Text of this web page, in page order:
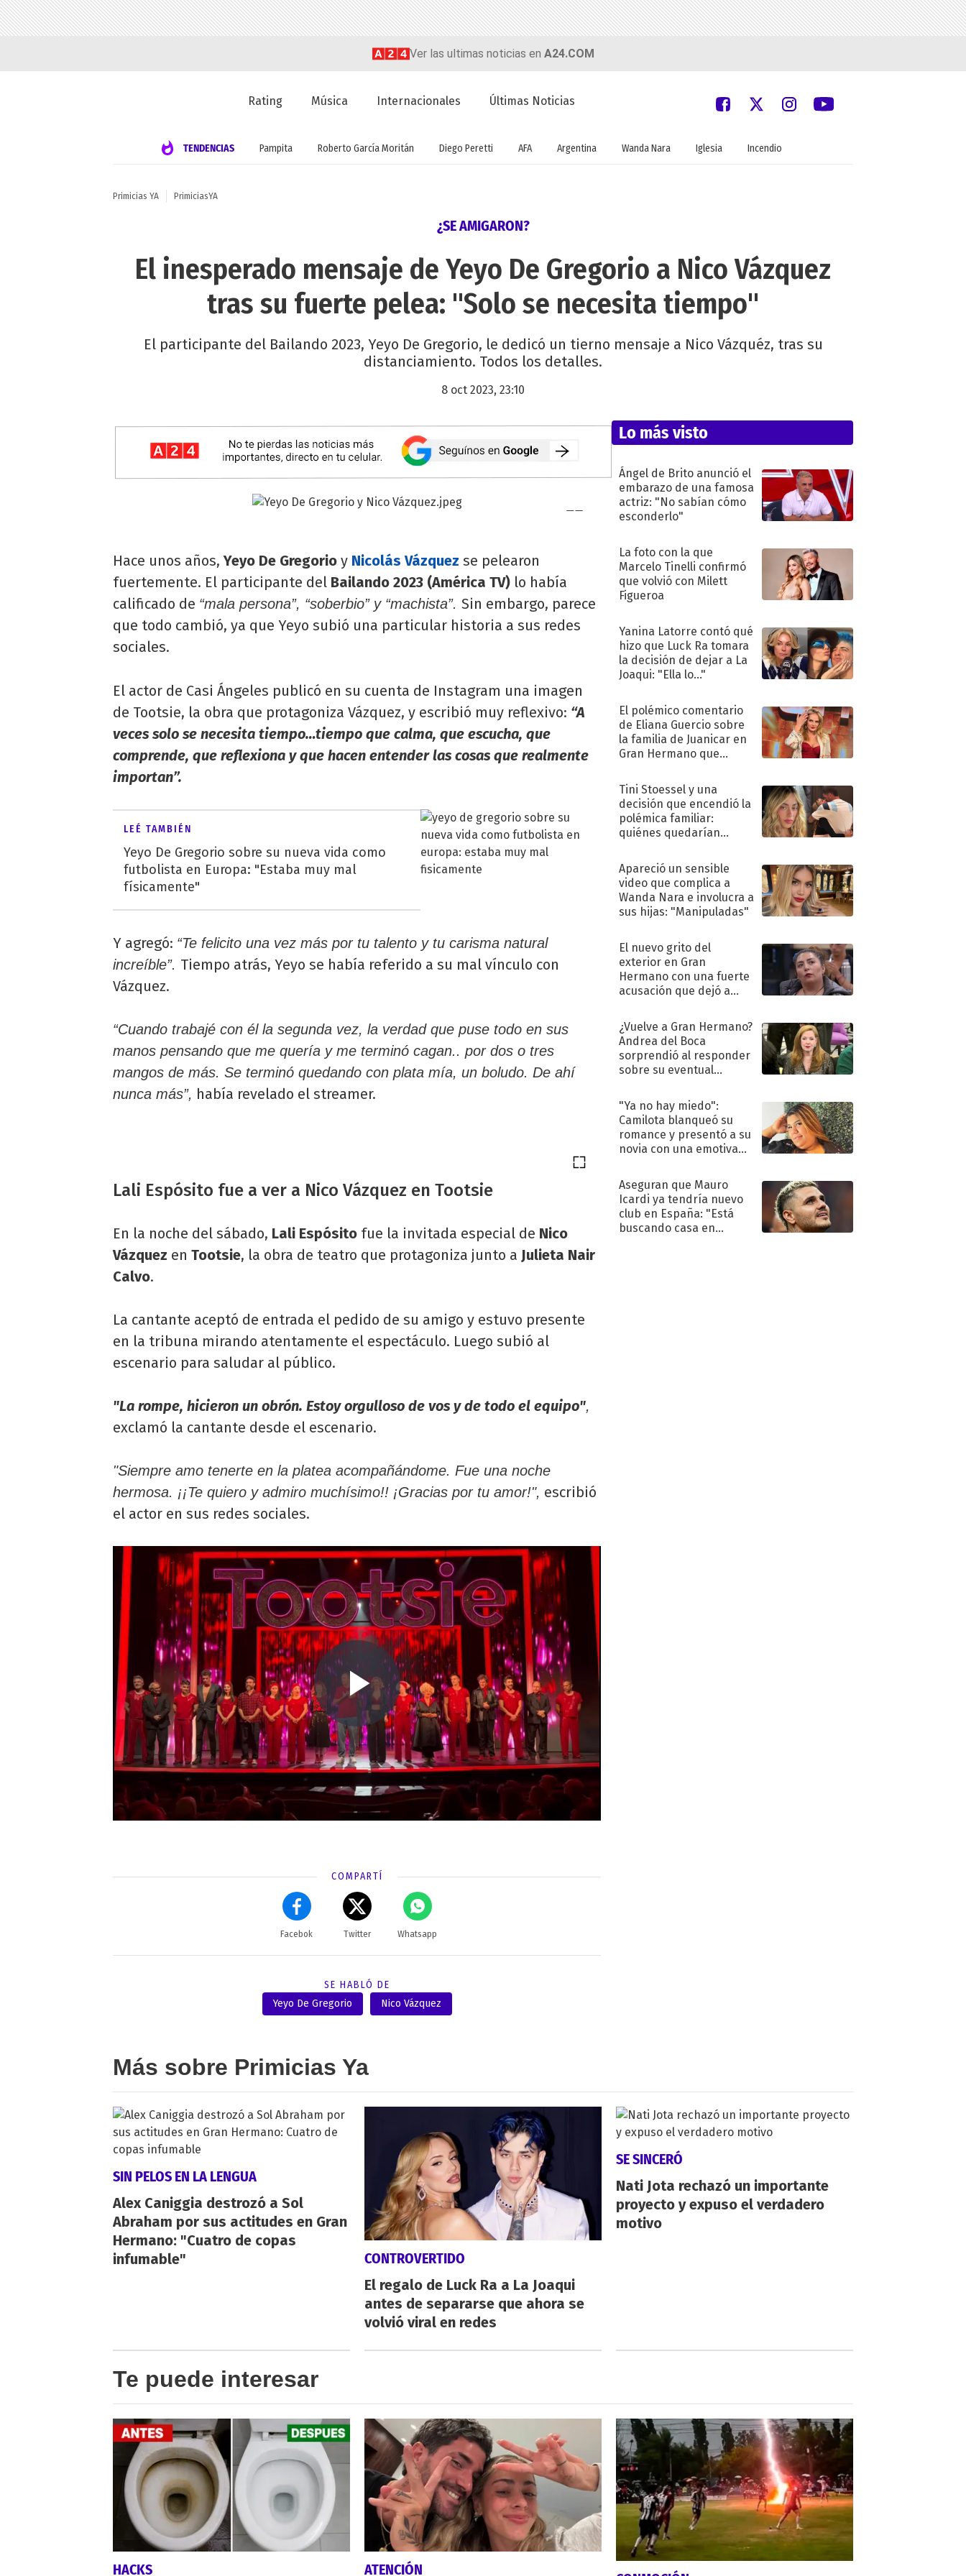
Ver las ultimas noticias en A24.COM
Rating Música Internacionales Últimas Noticias
TENDENCIAS Pampita Roberto García Moritán Diego Peretti AFA Argentina Wanda Nara Iglesia Incendio
Primicias YA PrimiciasYA
¿SE AMIGARON?
El inesperado mensaje de Yeyo De Gregorio a Nico Vázquez
tras su fuerte pelea: "Solo se necesita tiempo"
El participante del Bailando 2023, Yeyo De Gregorio, le dedicó un tierno mensaje a Nico Vázquéz, tras su
distanciamiento. Todos los detalles.
8 oct 2023, 23:10
Hace unos años, Yeyo De Gregorio y Nicolás Vázquez se pelearon
fuertemente. El participante del Bailando 2023 (América TV) lo había
calificado de “mala persona”, “soberbio” y “machista”. Sin embargo, parece
que todo cambió, ya que Yeyo subió una particular historia a sus redes
sociales.
El actor de Casi Ángeles publicó en su cuenta de Instagram una imagen
de Tootsie, la obra que protagoniza Vázquez, y escribió muy reflexivo: “A
veces solo se necesita tiempo…tiempo que calma, que escucha, que
comprende, que reflexiona y que hacen entender las cosas que realmente
importan”.
LEÉ TAMBIÉN
Yeyo De Gregorio sobre su nueva vida como
futbolista en Europa: "Estaba muy mal
físicamente"
Y agregó: “Te felicito una vez más por tu talento y tu carisma natural
increíble”. Tiempo atrás, Yeyo se había referido a su mal vínculo con
Vázquez.
“Cuando trabajé con él la segunda vez, la verdad que puse todo en sus
manos pensando que me quería y me terminó cagan.. por dos o tres
mangos de más. Se terminó quedando con plata mía, un boludo. De ahí
nunca más”, había revelado el streamer.
Lali Espósito fue a ver a Nico Vázquez en Tootsie
En la noche del sábado, Lali Espósito fue la invitada especial de Nico
Vázquez en Tootsie, la obra de teatro que protagoniza junto a Julieta Nair
Calvo.
La cantante aceptó de entrada el pedido de su amigo y estuvo presente
en la tribuna mirando atentamente el espectáculo. Luego subió al
escenario para saludar al público.
"La rompe, hicieron un obrón. Estoy orgulloso de vos y de todo el equipo",
exclamó la cantante desde el escenario.
"Siempre amo tenerte en la platea acompañándome. Fue una noche
hermosa. ¡¡Te quiero y admiro muchísimo!! ¡Gracias por tu amor!", escribió
el actor en sus redes sociales.
COMPARTÍ
Facebok Twitter Whatsapp
SE HABLÓ DE
Yeyo De Gregorio
Nico Vázquez
Lo más visto
Ángel de Brito anunció el
embarazo de una famosa
actriz: "No sabían cómo
esconderlo"
La foto con la que
Marcelo Tinelli confirmó
que volvió con Milett
Figueroa
Yanina Latorre contó qué
hizo que Luck Ra tomara
la decisión de dejar a La
Joaqui: "Ella lo..."
El polémico comentario
de Eliana Guercio sobre
la familia de Juanicar en
Gran Hermano que
Tini Stoessel y una
decisión que encendió la
polémica familiar:
quiénes quedarían
Apareció un sensible
video que complica a
Wanda Nara e involucra a
sus hijas: "Manipuladas"
El nuevo grito del
exterior en Gran
Hermano con una fuerte
acusación que dejó a
"Traidora"
¿Vuelve a Gran Hermano?
Andrea del Boca
sorprendió al responder
sobre su eventual
"Ya no hay miedo":
Camilota blanqueó su
romance y presentó a su
novia con una emotiva
Aseguran que Mauro
Icardi ya tendría nuevo
club en España: "Está
buscando casa en
Más sobre Primicias Ya
SIN PELOS EN LA LENGUA
Alex Caniggia destrozó a Sol
Abraham por sus actitudes en Gran
Hermano: "Cuatro de copas
infumable"
CONTROVERTIDO
El regalo de Luck Ra a La Joaqui
antes de separarse que ahora se
volvió viral en redes
SE SINCERÓ
Nati Jota rechazó un importante
proyecto y expuso el verdadero
motivo
Te puede interesar
HACKS ATENCIÓN